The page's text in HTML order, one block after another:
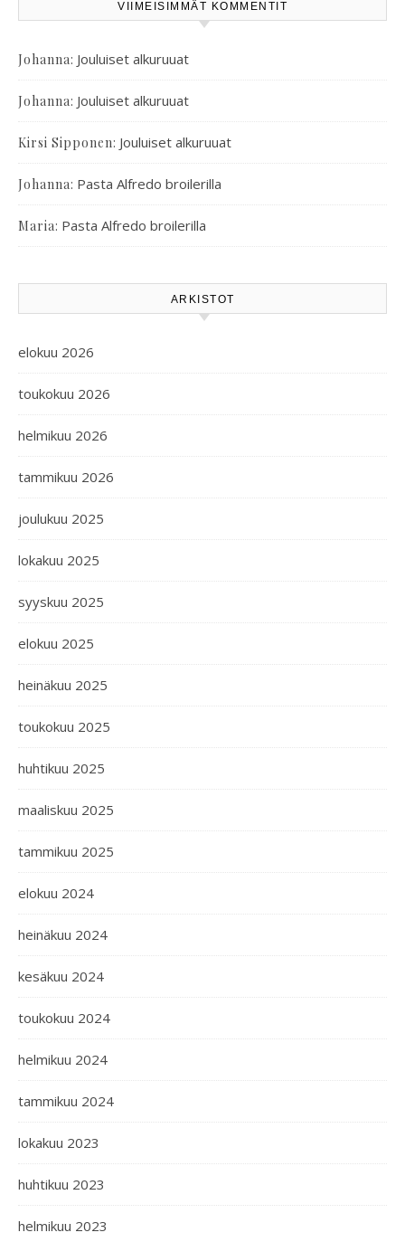
VIIMEISIMMÄT KOMMENTIT
Johanna: Jouluiset alkuruuat
Johanna: Jouluiset alkuruuat
Kirsi Sipponen: Jouluiset alkuruuat
Johanna: Pasta Alfredo broilerilla
Maria: Pasta Alfredo broilerilla
ARKISTOT
elokuu 2026
toukokuu 2026
helmikuu 2026
tammikuu 2026
joulukuu 2025
lokakuu 2025
syyskuu 2025
elokuu 2025
heinäkuu 2025
toukokuu 2025
huhtikuu 2025
maaliskuu 2025
tammikuu 2025
elokuu 2024
heinäkuu 2024
kesäkuu 2024
toukokuu 2024
helmikuu 2024
tammikuu 2024
lokakuu 2023
huhtikuu 2023
helmikuu 2023